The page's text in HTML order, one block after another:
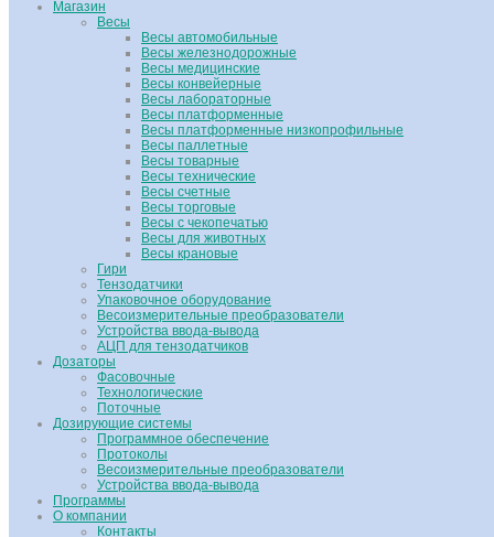
Магазин
Весы
Весы автомобильные
Весы железнодорожные
Весы медицинские
Весы конвейерные
Весы лабораторные
Весы платформенные
Весы платформенные низкопрофильные
Весы паллетные
Весы товарные
Весы технические
Весы счетные
Весы торговые
Весы с чекопечатью
Весы для животных
Весы крановые
Гири
Тензодатчики
Упаковочное оборудование
Весоизмерительные преобразователи
Устройства ввода-вывода
АЦП для тензодатчиков
Дозаторы
Фасовочные
Технологические
Поточные
Дозирующие системы
Программное обеспечение
Протоколы
Весоизмерительные преобразователи
Устройства ввода-вывода
Программы
О компании
Контакты